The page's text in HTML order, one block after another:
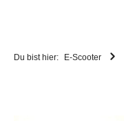
Du bist hier: E-Scooter